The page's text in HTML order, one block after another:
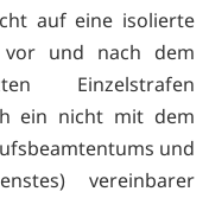
auf eine isolierte
und nach dem
Einzelstrafen
ein nicht mit dem
und
vereinbarer